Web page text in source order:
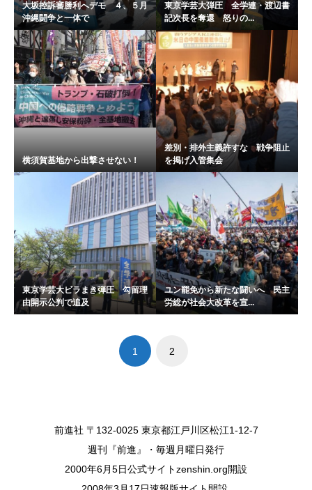
大坂控訴審勝利へデモ ４、５月
沖縄闘争と一体で
東京学芸大弾圧 全学連・渡辺書
記次長を奪還 怒りの...
横須賀基地から出撃させない！
差別・排外主義許すな 戦争阻止
を掲げ入管集会
東京学芸大ビラまき弾圧 勾留理
由開示公判で追及
ユン罷免から新たな闘いへ 民主
労総が社会大改革を宣...
1 2
前進社 〒132-0025 東京都江戸川区松江1-12-7
週刊『前進』・毎週月曜日発行
2000年6月5日公式サイトzenshin.org開設